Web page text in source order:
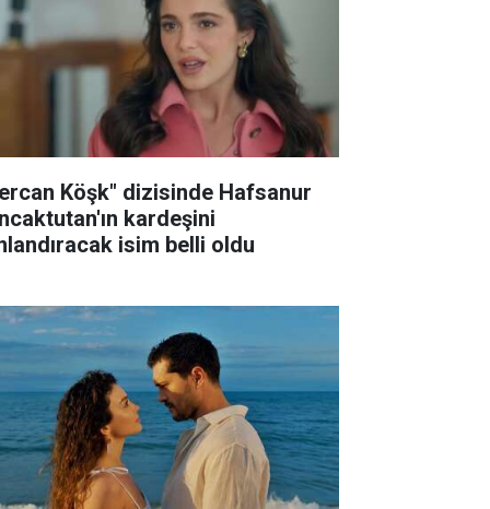
Köşk" dizisinde Hafsanur
kardeşini
isim belli oldu